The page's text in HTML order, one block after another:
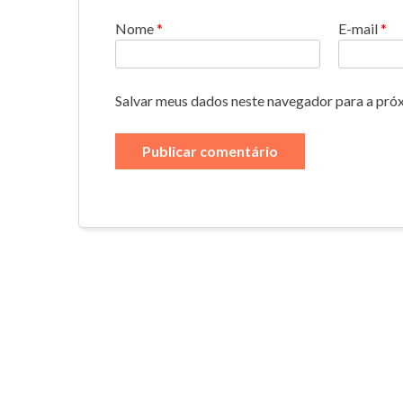
Nome* E-mail*
Salvar meus dados neste navegador para a